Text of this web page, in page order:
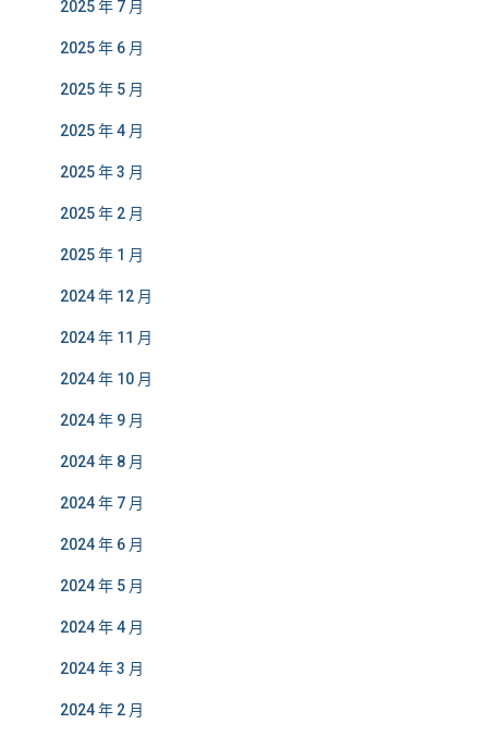
2025 年 7 月
2025 年 6 月
2025 年 5 月
2025 年 4 月
2025 年 3 月
2025 年 2 月
2025 年 1 月
2024 年 12 月
2024 年 11 月
2024 年 10 月
2024 年 9 月
2024 年 8 月
2024 年 7 月
2024 年 6 月
2024 年 5 月
2024 年 4 月
2024 年 3 月
2024 年 2 月